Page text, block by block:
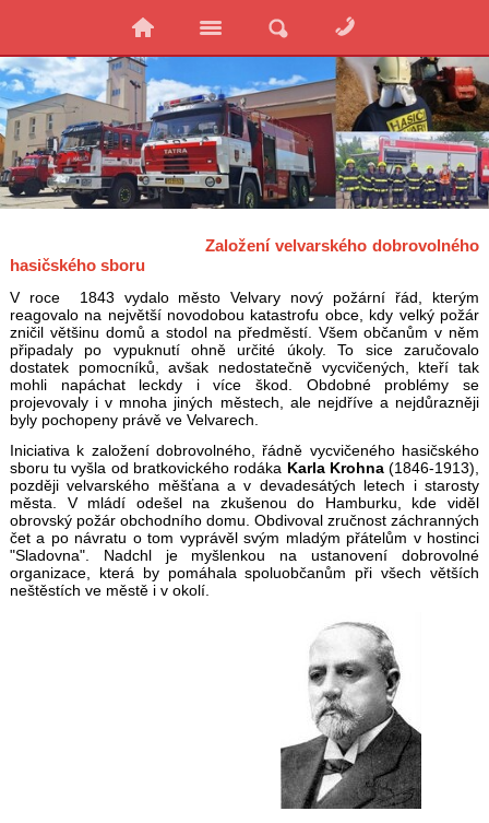
Založení velvarského dobrovolného
hasičského sboru
V roce 1843 vydalo město Velvary nový požární řád, kterým
reagovalo na největší novodobou katastrofu obce, kdy velký požár
zničil většinu domů a stodol na předměstí. Všem občanům v něm
připadaly po vypuknutí ohně určité úkoly. To sice zaručovalo
dostatek pomocníků, avšak nedostatečně vycvičených, kteří tak
mohli napáchat leckdy i více škod. Obdobné problémy se
projevovaly i v mnoha jiných městech, ale nejdříve a nejdůrazněji
byly pochopeny právě ve Velvarech.
Iniciativa k založení dobrovolného, řádně vycvičeného hasičského
sboru tu vyšla od bratkovického rodáka Karla Krohna(1846-1913),
později velvarského měšťana a v devadesátých letech i starosty
města. V mládí odešel na zkušenou do Hamburku, kde viděl
obrovský požár obchodního domu. Obdivoval zručnost záchranných
čet a po návratu o tom vyprávěl svým mladým přátelům v hostinci
"Sladovna". Nadchl je myšlenkou na ustanovení dobrovolné
organizace, která by pomáhala spoluobčanům při všech větších
neštěstích ve městě i v okolí.